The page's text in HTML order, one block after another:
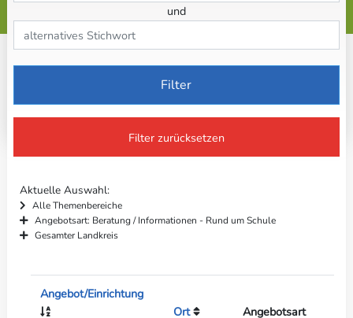
und
Stichwort
Filter
Filter zurücksetzen
Aktuelle Auswahl
Alle Themenbereiche
Angebotsart: Beratung / Informationen - Rund um Schule
Gesamter Landkreis
Angebot/Einrichtung
Ort
Angebotsart